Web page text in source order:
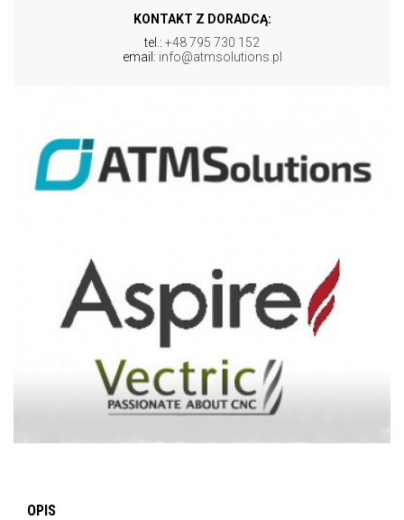
KONTAKT Z DORADCĄ:
tel.: +48 795 730 152
email: info@atmsolutions.pl
OPIS